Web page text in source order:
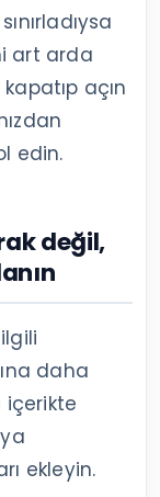
art arda
açın
edin.
değil,
daha
içerikte
ekleyin.